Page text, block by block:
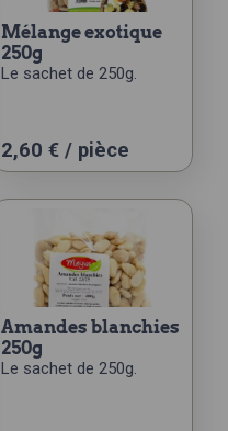
mélange exotique
250g
Le sachet de 250g.
2,60 € / pièce
amandes blanchies
250g
Le sachet de 250g.